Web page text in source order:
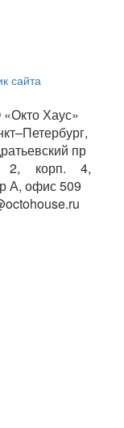
сайта
Хаус»
,
пр
2, корп. 4,
А, офис 509